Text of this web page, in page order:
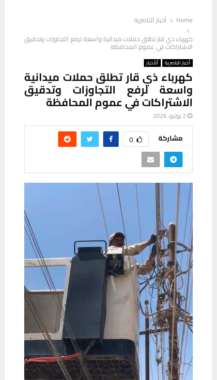
Home
أخبار الناصرية
كهرباء ذي قار تطلق حملات ميدانية واسعة لرفع التجاوزات وتدقيق
الاشتراكات في عموم المحافظة
أخبار الناصرية ألأخبار
كهرباء ذي قار تطلق حملات ميدانية
واسعة لرفع التجاوزات وتدقيق
الاشتراكات في عموم المحافظة
2 يوليو، 2026
مشاركة 0